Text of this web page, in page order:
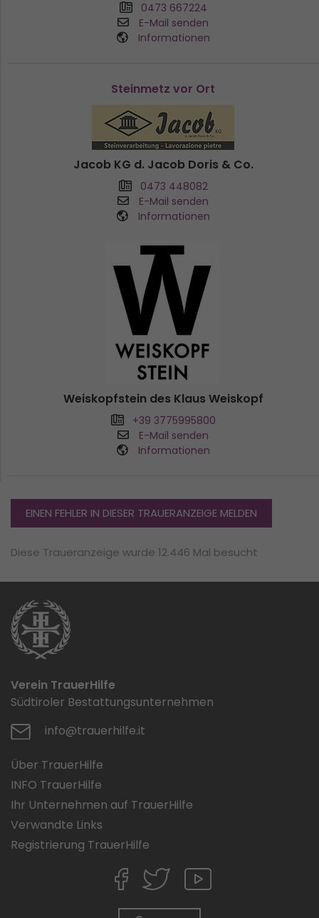
0473 667224
E-Mail senden
Informationen
Steinmetz vor Ort
Jacob KG d. Jacob Doris & Co.
0473 448082
E-Mail senden
Informationen
Weiskopfstein des Klaus Weiskopf
+39 3775995800
E-Mail senden
Informationen
EINEN FEHLER IN DIESER TRAUERANZEIGE MELDEN
Diese Traueranzeige wurde 12.446 Mal besucht
Verein TrauerHilfe
Südtiroler Bestattungsunternehmen
info@trauerhilfe.it
Über TrauerHilfe
INFO TrauerHilfe
Ihr Unternehmen auf TrauerHilfe
Verwandte Links
Registrierung TrauerHilfe